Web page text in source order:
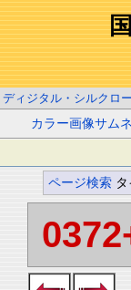
ディジタル・シルクロ
カラー画像サム
ページ検索